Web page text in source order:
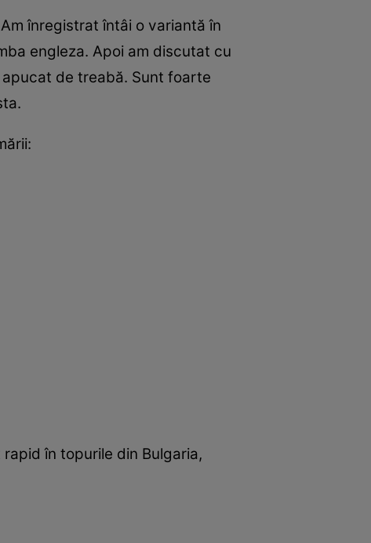
înregistrat întâi o variantă în
engleza. Apoi am discutat cu
de treabă. Sunt foarte
în topurile din Bulgaria,